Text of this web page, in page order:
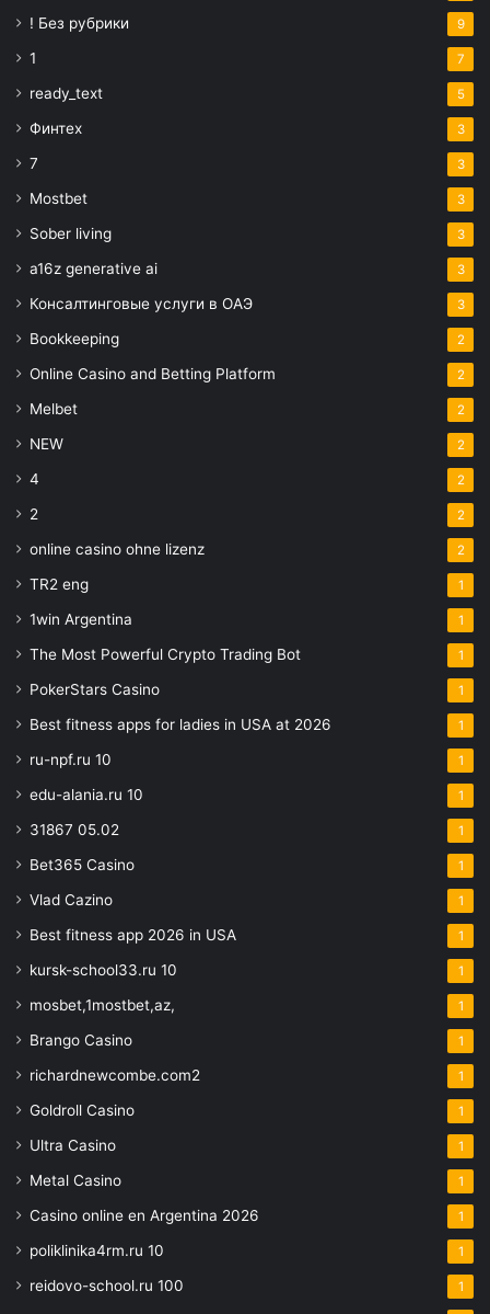
! Без рубрики 9
1 7
ready_text 5
Финтех 3
7 3
Mostbet 3
Sober living 3
a16z generative ai 3
Консалтинговые услуги в ОАЭ 3
Bookkeeping 2
Online Casino and Betting Platform 2
Melbet 2
NEW 2
4 2
2 2
online casino ohne lizenz 2
TR2 eng 1
1win Argentina 1
The Most Powerful Crypto Trading Bot 1
PokerStars Casino 1
Best fitness apps for ladies in USA at 2026 1
ru-npf.ru 10 1
edu-alania.ru 10 1
31867 05.02 1
Bet365 Casino 1
Vlad Cazino 1
Best fitness app 2026 in USA 1
kursk-school33.ru 10 1
mosbet,1mostbet,az, 1
Brango Casino 1
richardnewcombe.com2 1
Goldroll Casino 1
Ultra Casino 1
Metal Casino 1
Casino online en Argentina 2026 1
poliklinika4rm.ru 10 1
reidovo-school.ru 100 1